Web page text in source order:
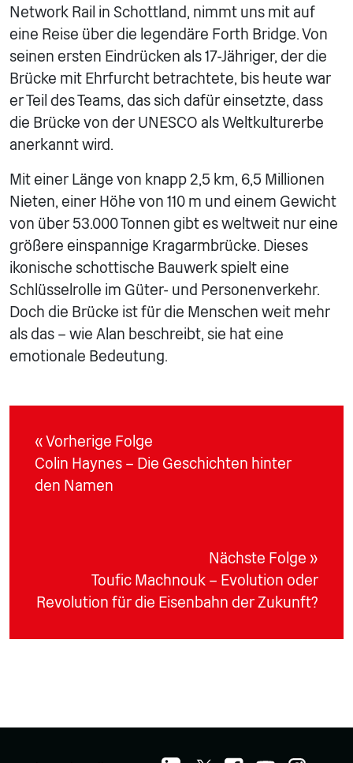
Network Rail in Schottland, nimmt uns mit auf
eine Reise über die legendäre Forth Bridge. Von
seinen ersten Eindrücken als 17-Jähriger, der die
Brücke mit Ehrfurcht betrachtete, bis heute war
er Teil des Teams, das sich dafür einsetzte, dass
die Brücke von der UNESCO als Weltkulturerbe
anerkannt wird.
Mit einer Länge von knapp 2,5 km, 6,5 Millionen
Nieten, einer Höhe von 110 m und einem Gewicht
von über 53.000 Tonnen gibt es weltweit nur eine
größere einspannige Kragarmbrücke. Dieses
ikonische schottische Bauwerk spielt eine
Schlüsselrolle im Güter- und Personenverkehr.
Doch die Brücke ist für die Menschen weit mehr
als das – wie Alan beschreibt, sie hat eine
emotionale Bedeutung.
« Vorherige Folge
Colin Haynes – Die Geschichten hinter
den Namen
Nächste Folge »
Toufic Machnouk – Evolution oder
Revolution für die Eisenbahn der Zukunft?